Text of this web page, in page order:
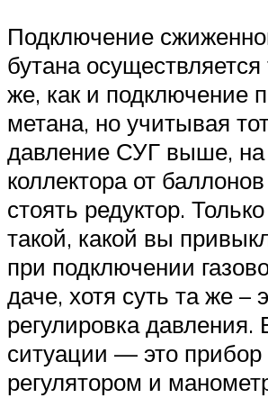
Подключение
бутана осуществляется
же, как и подключение
метана, но учитывая
давление СУГ выше,
коллектора от
стоять редуктор.
такой, какой вы
при подключении
даче, хотя суть та же –
регулировка
ситуации — это прибор
регулятором и